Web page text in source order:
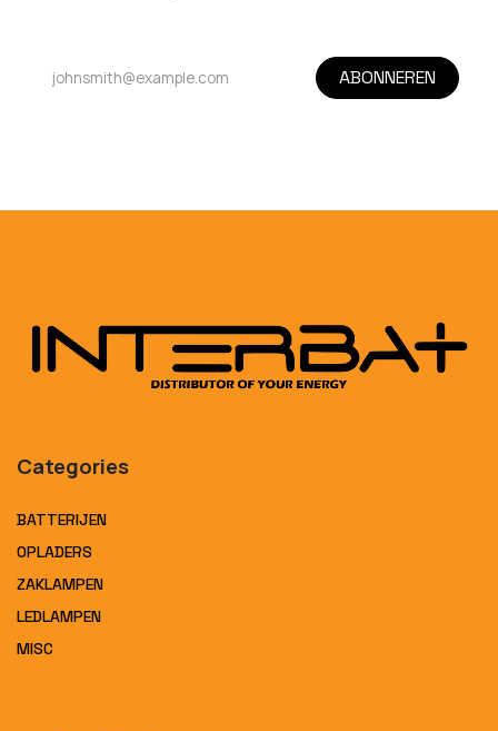
ABONNEREN
Categories
BATTERIJEN
OPLADERS
ZAKLAMPEN
LEDLAMPEN
MISC